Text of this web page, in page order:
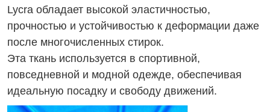
Lycra обладает высокой эластичностью,
прочностью и устойчивостью к деформации даже
после многочисленных стирок.
Эта ткань используется в спортивной,
повседневной и модной одежде, обеспечивая
идеальную посадку и свободу движений.